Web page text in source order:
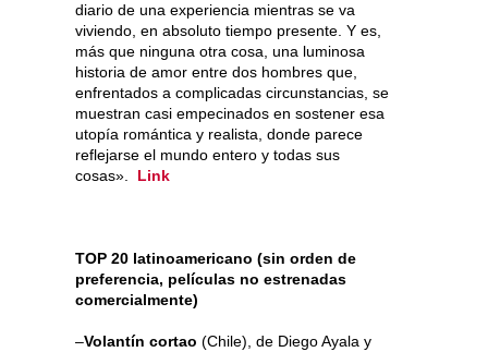
diario de una experiencia mientras se va
viviendo, en absoluto tiempo presente. Y es,
más que ninguna otra cosa, una luminosa
historia de amor entre dos hombres que,
enfrentados a complicadas circunstancias, se
muestran casi empecinados en sostener esa
utopía romántica y realista, donde parece
reflejarse el mundo entero y todas sus
cosas».
Link
TOP 20 latinoamericano (sin orden de
preferencia, películas no estrenadas
comercialmente)
–Volantín cortao (Chile), de Diego Ayala y